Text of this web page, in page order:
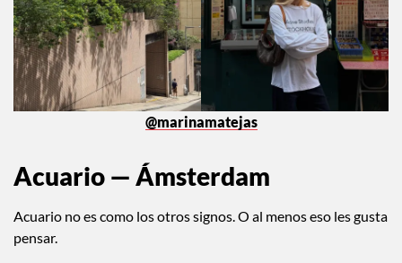
@marinamatejas
Acuario — Ámsterdam
Acuario no es como los otros signos. O al menos eso les gusta
pensar.